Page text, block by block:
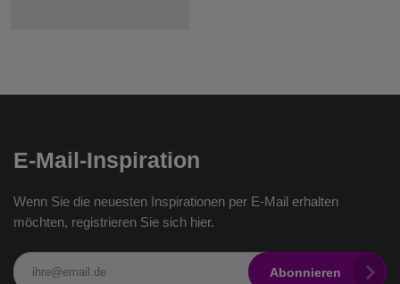
E-Mail-Inspiration
Wenn Sie die neuesten Inspirationen per E-Mail erhalten
möchten, registrieren Sie sich hier.
Abonnieren